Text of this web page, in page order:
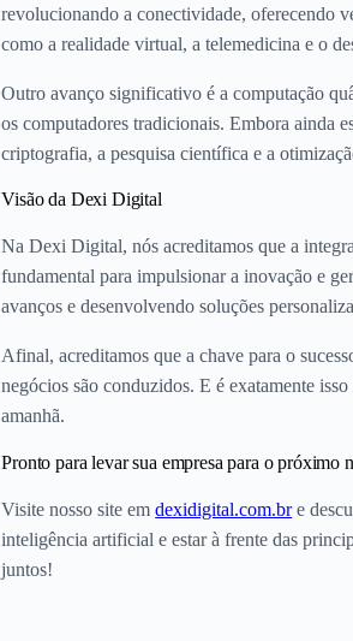
revolucionando a conectividade, oferecendo
como a realidade virtual, a telemedicina e o
Outro avanço significativo é a computação
os computadores tradicionais. Embora ainda
criptografia, a pesquisa científica e a
Visão da Dexi Digital
Na Dexi Digital, nós acreditamos que a
fundamental para impulsionar a inovação e
avanços e desenvolvendo soluções
Afinal, acreditamos que a chave para o
negócios são conduzidos. E é exatamente
amanhã.
Pronto para levar sua empresa para o
Visite nosso site emdexidigital.com.bre
inteligência artificial e estar à frente das
juntos!